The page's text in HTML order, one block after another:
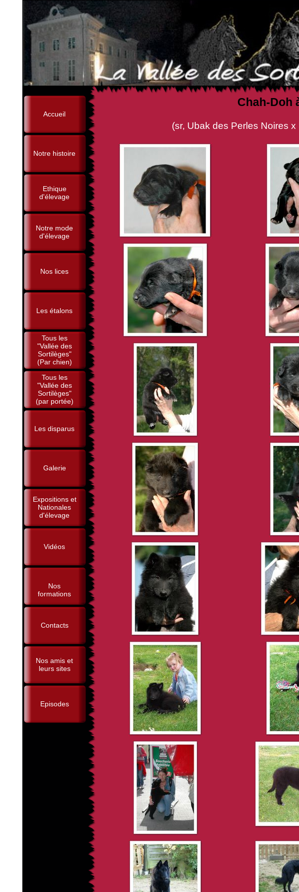
Accueil
Notre histoire
Ethique
d'élevage
Notre mode
d'élevage
Nos lices
Les étalons
Tous les
"Vallée des
Sortilèges"
(Par chien)
Tous les
"Vallée des
Sortilèges"
(par portée)
Les disparus
Galerie
Expositions et
Nationales
d'élevage
Vidéos
Nos
formations
Contacts
Nos amis et
leurs sites
Episodes
Chah-Doh
(sr, Ubak des Perles Noires x Ex3,